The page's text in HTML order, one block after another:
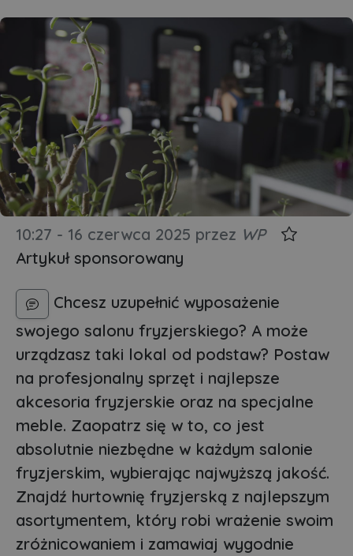
10:27 - 16 czerwca 2025 przez WP
Artykuł sponsorowany
Chcesz uzupełnić wyposażenie
swojego salonu fryzjerskiego? A może
urządzasz taki lokal od podstaw? Postaw
na profesjonalny sprzęt i najlepsze
akcesoria fryzjerskie oraz na specjalne
meble. Zaopatrz się w to, co jest
absolutnie niezbędne w każdym salonie
fryzjerskim, wybierając najwyższą jakość.
Znajdź hurtownię fryzjerską z najlepszym
asortymentem, który robi wrażenie swoim
zróżnicowaniem i zamawiaj wygodnie